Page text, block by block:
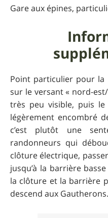
Gare aux épines,
Point particulier pour la
sur le versant « nord-
très peu visible, puis
légèrement encombré
c’est plutôt une
randonneurs qui
clôture électrique,
jusqu’à la barrière
la clôture et la barrière
descend aux